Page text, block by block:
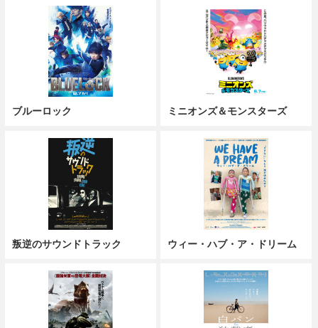
ブルーロック ミニオンズ＆モンスターズ
叛逆のサウンドトラック ウィー・ハブ・ア・ドリーム